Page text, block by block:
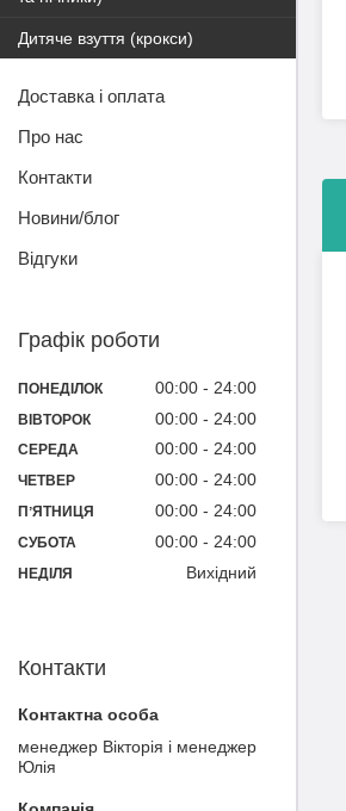
Дитяче взуття (крокси)
Доставка і оплата
Про нас
Контакти
Новини/блог
Відгуки
Графік роботи
ПОНЕДІЛОК 00:00 24:00
ВІВТОРОК 00:00 24:00
СЕРЕДА 00:00 24:00
ЧЕТВЕР 00:00 24:00
ПʼЯТНИЦЯ 00:00 24:00
СУБОТА 00:00 24:00
НЕДІЛЯ Вихідний
Контакти
менеджер Вікторія і менеджер
Юлія